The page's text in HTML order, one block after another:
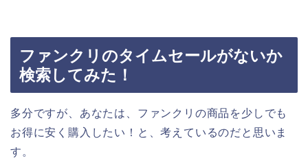
ファンクリのタイムセールがないか
検索してみた！
多分ですが、あなたは、ファンクリの商品を少しでも
お得に安く購入したい！と、考えているのだと思いま
す。